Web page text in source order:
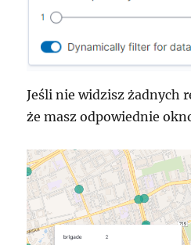
Jeśli nie widzisz żadnych
że masz odpowiednie